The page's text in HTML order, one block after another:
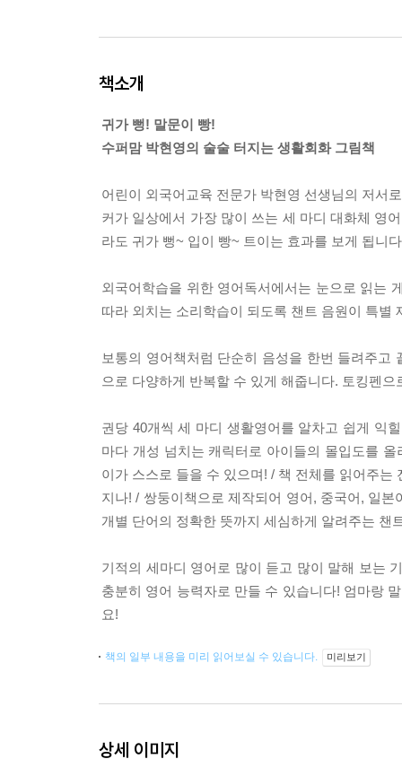
책소개
귀가 뻥! 말문이 빵!
수퍼맘 박현영의 술술 터지는 생활회화 그림책
어린이 외국어교육 전문가 박현영 선생님의 저서
커가 일상에서 가장 많이 쓰는 세 마디 대화체 영
라도 귀가 뻥~ 입이 빵~ 트이는 효과를 보게 됩니
외국어학습을 위한 영어독서에서는 눈으로 읽는
따라 외치는 소리학습이 되도록 챈트 음원이 특별
보통의 영어책처럼 단순히 음성을 한번 들려주
으로 다양하게 반복할 수 있게 해줍니다. 토킹펜
권당 40개씩 세 마디 생활영어를 알차고 쉽게 익
마다 개성 넘치는 캐릭터로 아이들의 몰입도를
이가 스스로 들을 수 있으며! / 책 전체를 읽어주
지나! / 쌍둥이책으로 제작되어 영어, 중국어, 일
개별 단어의 정확한 뜻까지 세심하게 알려주는 챈
기적의 세마디 영어로 많이 듣고 많이 말해 보는
충분히 영어 능력자로 만들 수 있습니다! 엄마랑
요!
책의 일부 내용을 미리 읽어보실 수 있습니다. 미리보기
상세 이미지